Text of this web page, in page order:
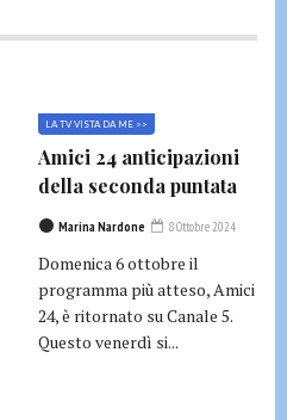
LA TV VISTA DA ME >>
Amici 24 anticipazioni
della seconda puntata
Marina Nardone 8 Ottobre 2024
Domenica 6 ottobre il
programma più atteso, Amici
24, è ritornato su Canale 5.
Questo venerdì si...